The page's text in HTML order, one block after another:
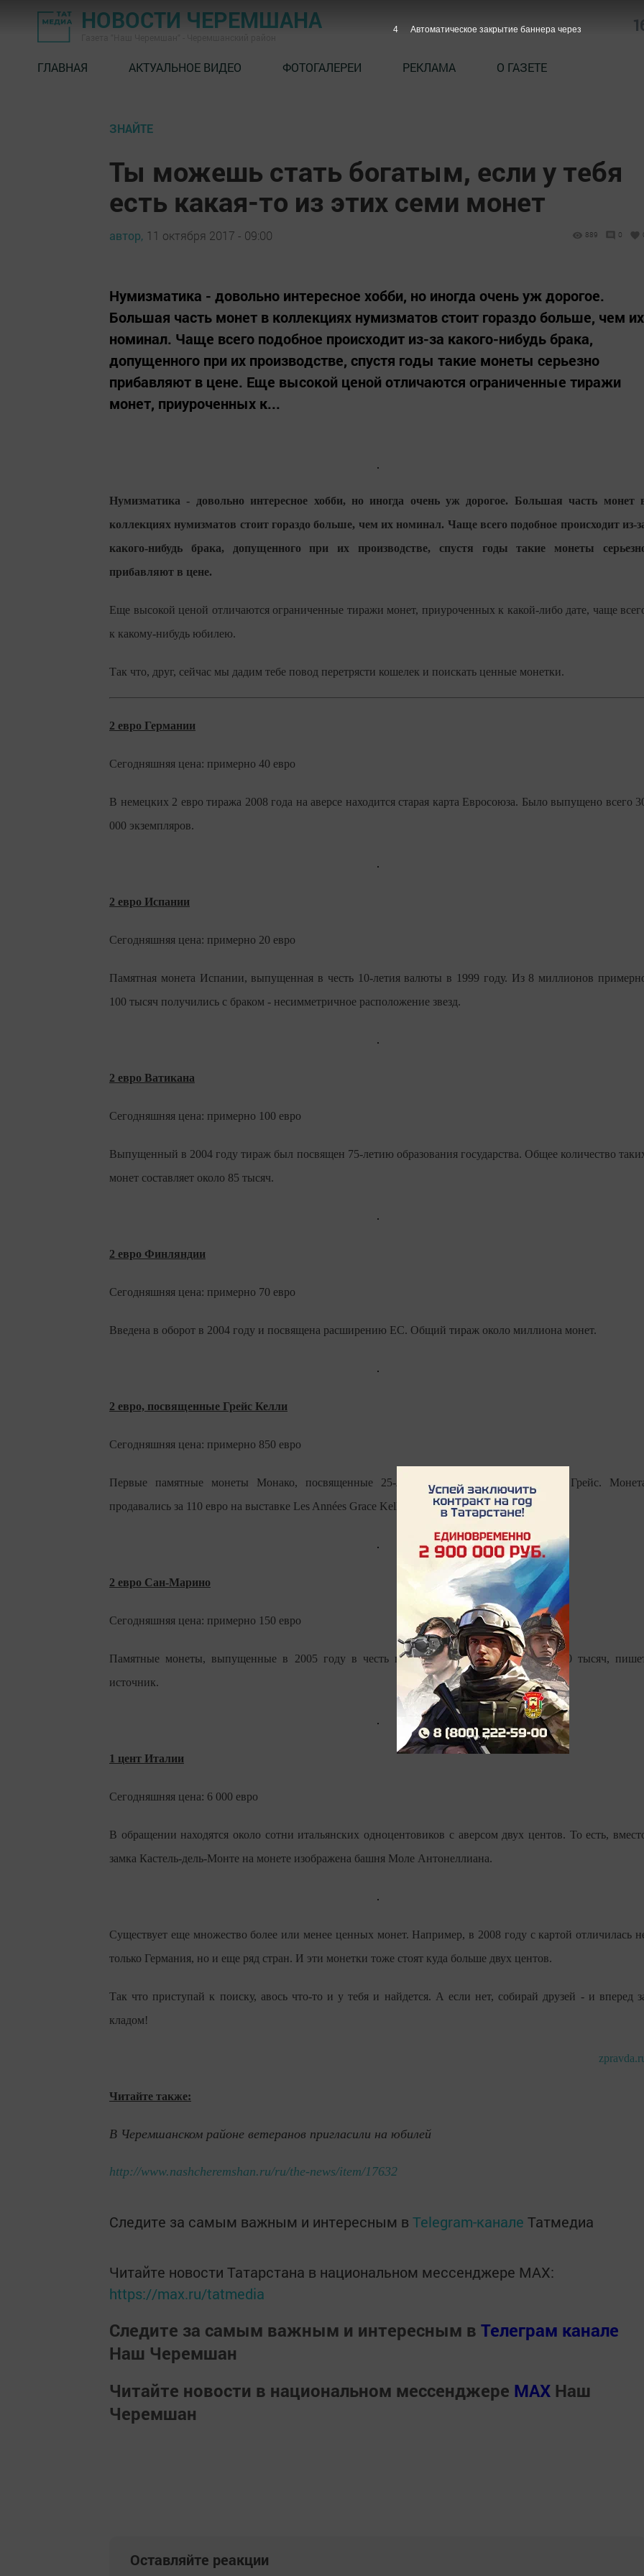
НОВОСТИ ЧЕРЕМШАНА
ГЛАВНАЯ АКТУАЛЬНОЕ ВИДЕО ФОТОГАЛЕРЕИ РЕКЛАМА О ГАЗЕТЕ
ЗНАЙТЕ
Ты можешь стать богатым, если у тебя
есть какая-то из этих семи монет
автор, 11 октября 2017 - 09:00 889 0
Нумизматика - довольно интересное хобби, но иногда очень уж дорогое.
Большая часть монет в коллекциях нумизматов стоит гораздо больше, чем их
номинал. Чаще всего подобное происходит из-за какого-нибудь брака,
допущенного при их производстве, спустя годы такие монеты серьезно
прибавляют в цене. Еще высокой ценой отличаются ограниченные тиражи
монет, приуроченных к...
Нумизматика - довольно интересное хобби, но иногда очень уж дорогое. Большая часть монет
коллекциях нумизматов стоит гораздо больше, чем их номинал. Чаще всего подобное происходит из-
какого-нибудь брака, допущенного при их производстве, спустя годы такие монеты
прибавляют в цене.
Еще высокой ценой отличаются ограниченные тиражи монет, приуроченных к какой-либо дате, чаще
к какому-нибудь юбилею.
Так что, друг, сейчас мы дадим тебе повод перетрясти кошелек и поискать ценные монетки.
2 евро Германии
Сегодняшняя цена: примерно 40 евро
В немецких 2 евро тиража 2008 года на аверсе находится старая карта Евросоюза. Было выпущено всего
000 экземпляров.
2 евро Испании
Сегодняшняя цена: примерно 20 евро
Памятная монета Испании, выпущенная в честь 10-летия валюты в 1999 году. Из 8 миллионов
100 тысяч получились с браком - несимметричное расположение звезд.
2 евро Ватикана
Сегодняшняя цена: примерно 100 евро
Выпущенный в 2004 году тираж был посвящен 75-летию образования государства. Общее количество
монет составляет около 85 тысяч.
2 евро Финляндии
Сегодняшняя цена: примерно 70 евро
Введена в оборот в 2004 году и посвящена расширению ЕС. Общий тираж около миллиона монет.
2 евро, посвященные Грейс Келли
Сегодняшняя цена: примерно 850 евро
Первые памятные монеты Монако, посвященные 25-летию со дня смерти княгини Грейс.
продавались за 110 евро на выставке Les Années Grace Kelly в 2007 году.
2 евро Сан-Марино
Сегодняшняя цена: примерно 150 евро
Памятные монеты, выпущенные в 2005 году в честь года физики. Общий тираж - 130 тысяч,
источник.
1 цент Италии
Сегодняшняя цена: 6 000 евро
В обращении находятся около сотни итальянских одноцентовиков с аверсом двух центов. То есть,
замка Кастель-дель-Монте на монете изображена башня Моле Антонеллиана.
Существует еще множество более или менее ценных монет. Например, в 2008 году с картой отличилась
только Германия, но и еще ряд стран. И эти монетки тоже стоят куда больше двух центов.
Так что приступай к поиску, авось что-то и у тебя и найдется. А если нет, собирай друзей - и вперед
кладом!
Читайте также:
В Черемшанском районе ветеранов пригласили на юбилей
http://www.nashcheremshan.ru/ru/the-news/item/17632
Следите за самым важным и интересным в Telegram-канале Татмедиа
Читайте новости Татарстана в национальном мессенджере MАХ:
https://max.ru/tatmedia
Следите за самым важным и интересным в Телеграм канале
Наш Черемшан
Читайте новости в национальном мессенджере MАХ Наш
Черемшан
Оставляйте реакции
3 Автоматическое закрытие баннера через